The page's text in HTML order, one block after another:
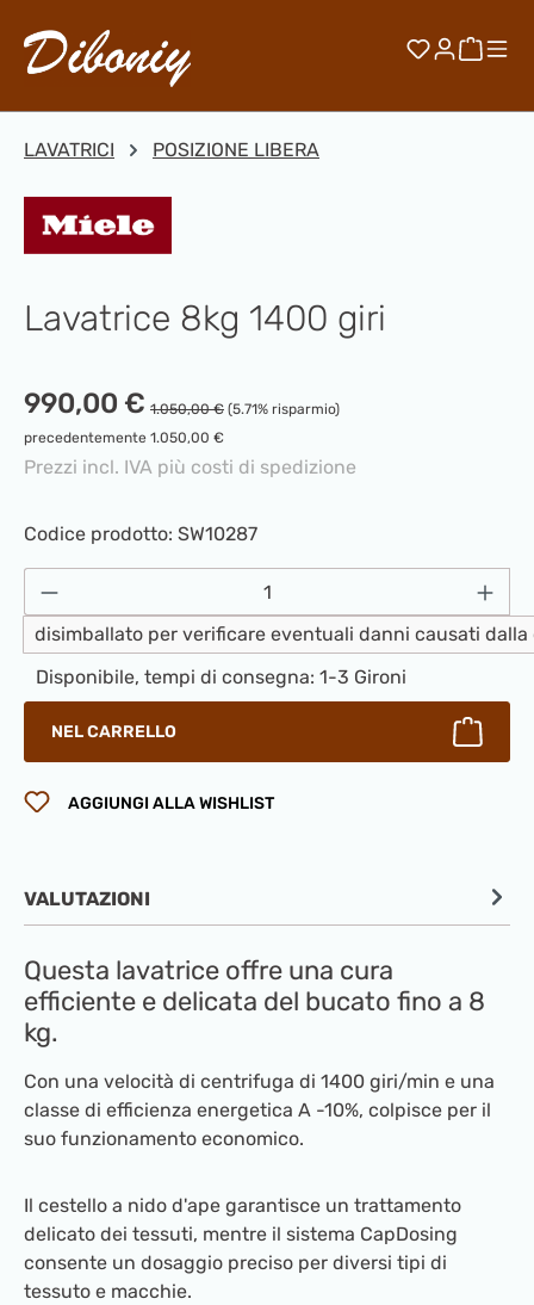
Passa al contenuto principale
Hai 0Il
LAVATRICI POSIZIONE LIBERA
Lavatrice 8kg 1400 giri
Prezzo di vendita:
990,00 € Prezzo normale:
1.050,00 € (5.71% risparmio)
precedentemente 1.050,00 €
Prezzi incl. IVA più costi di spedizione
Codice prodotto: SW10287
Quantità del prodotto: inserisci la
disimballato per verificare eventuali danni causati dalla
Disponibile, tempi di consegna: 1-3 Gironi
NEL CARRELLO
AGGIUNGI ALLA WISHLIST
VALUTAZIONI
Questa lavatrice offre una cura
efficiente e delicata del bucato fino a 8
kg.
Con una velocità di centrifuga di 1400 giri/min e una
classe di efficienza energetica A -10%, colpisce per il
suo funzionamento economico.
Il cestello a nido d'ape garantisce un trattamento
delicato dei tessuti, mentre il sistema CapDosing
consente un dosaggio preciso per diversi tipi di
tessuto e macchie.